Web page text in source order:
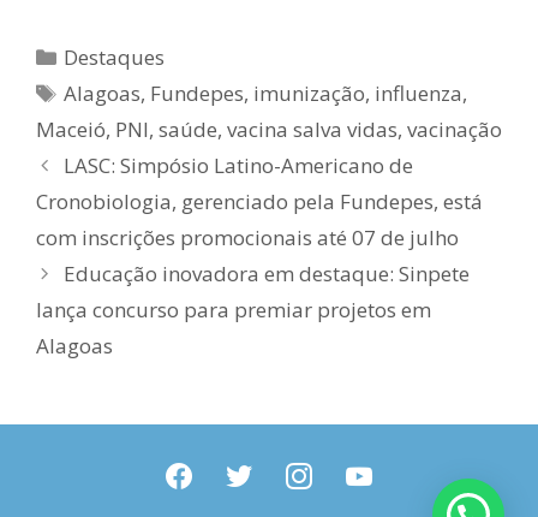
Categorias
Destaques
Tags
Alagoas, Fundepes, imunização, influenza,
Maceió, PNI, saúde, vacina salva vidas, vacinação
LASC: Simpósio Latino-Americano de
Cronobiologia, gerenciado pela Fundepes, está
com inscrições promocionais até 07 de julho
Educação inovadora em destaque: Sinpete
lança concurso para premiar projetos em
Alagoas
facebooktwitter instagramyoutube